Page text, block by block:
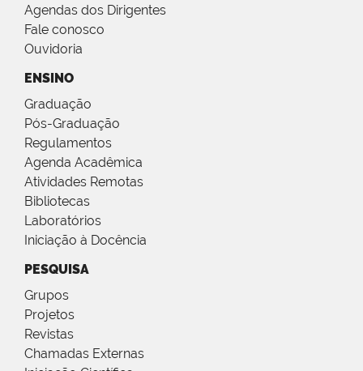
Agendas dos Dirigentes
Fale conosco
Ouvidoria
ENSINO
Graduação
Pós-Graduação
Regulamentos
Agenda Acadêmica
Atividades Remotas
Bibliotecas
Laboratórios
Iniciação à Docência
PESQUISA
Grupos
Projetos
Revistas
Chamadas Externas